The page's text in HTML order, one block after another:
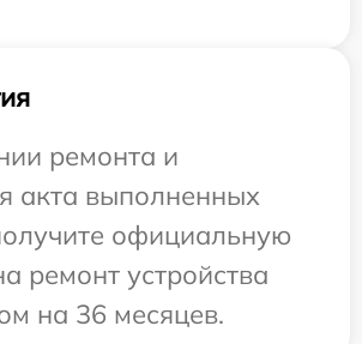
ремонта и
акта выполненных
официальную
ремонт устройства
на 36 месяцев.